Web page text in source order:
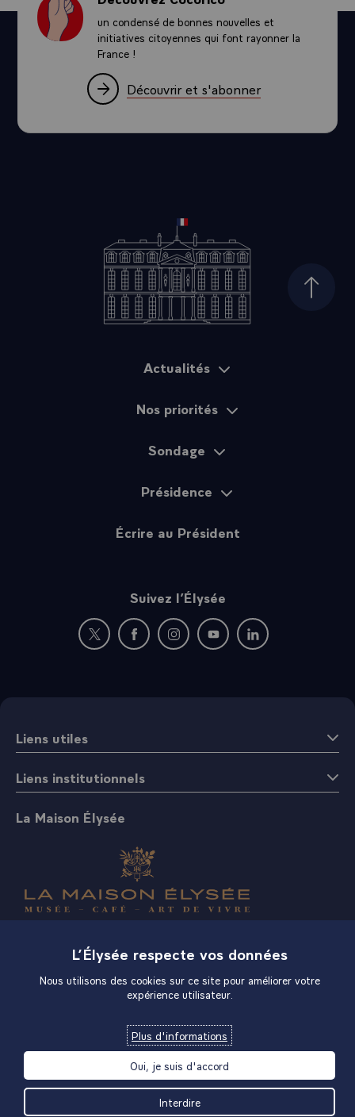
un condensé de bonnes nouvelles et
initiatives citoyennes qui font rayonner la
France !
Découvrir et s'abonner
Haut
Actualités
Nos priorités
Sondage
Présidence
Écrire au Président
Suivez l’Élysée
Nouvelle fenêtre : rejoignez-nous sur Twitter
Nouvelle fenêtre : rejoignez-nous sur
Nouvelle fenêtre : rejoignez-nous
Nouvelle fenêtre :
Nouvelle fenêtre :
Liens utiles
Liens institutionnels
La Maison Élysée
L’Élysée respecte vos données
Nous utilisons des cookies sur ce site pour améliorer votre
expérience utilisateur.
Plus d'informations
Oui, je suis d'accord
Interdire